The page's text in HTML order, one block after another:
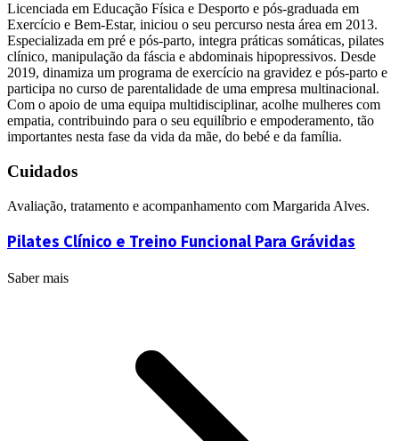
Licenciada em Educação Física e Desporto e pós-graduada em
Exercício e Bem-Estar, iniciou o seu percurso nesta área em 2013.
Especializada em pré e pós-parto, integra práticas somáticas, pilates
clínico, manipulação da fáscia e abdominais hipopressivos. Desde
2019, dinamiza um programa de exercício na gravidez e pós-parto e
participa no curso de parentalidade de uma empresa multinacional.
Com o apoio de uma equipa multidisciplinar, acolhe mulheres com
empatia, contribuindo para o seu equilíbrio e empoderamento, tão
importantes nesta fase da vida da mãe, do bebé e da família.
Cuidados
Avaliação, tratamento e acompanhamento com Margarida Alves.
Pilates Clínico e Treino Funcional Para Grávidas
Saber mais